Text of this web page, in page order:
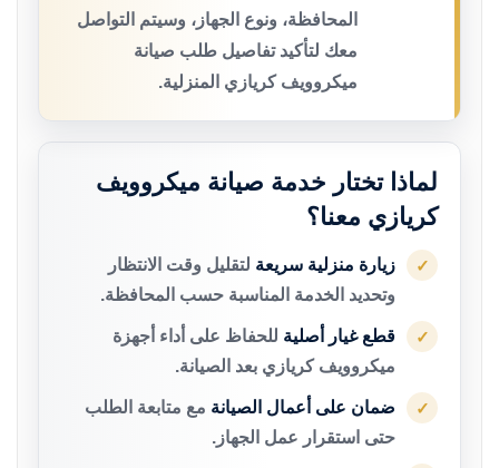
المحافظة، ونوع الجهاز، وسيتم التواصل
معك لتأكيد تفاصيل طلب صيانة
ميكروويف كريازي المنزلية.
لماذا تختار خدمة صيانة ميكروويف
كريازي معنا؟
✓ زيارة منزلية سريعة لتقليل وقت الانتظار
وتحديد الخدمة المناسبة حسب المحافظة.
✓ قطع غيار أصلية للحفاظ على أداء أجهزة
ميكروويف كريازي بعد الصيانة.
✓ ضمان على أعمال الصيانة مع متابعة الطلب
حتى استقرار عمل الجهاز.